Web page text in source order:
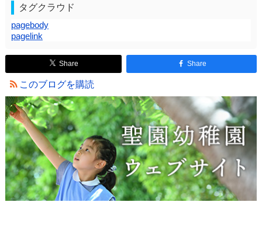
タグクラウド
pagebody
pagelink
Share Share
このブログを購読